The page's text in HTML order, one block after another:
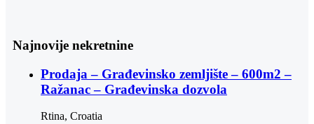
Najnovije nekretnine
Prodaja – Građevinsko zemljište – 600m2 –
Ražanac – Građevinska dozvola
Rtina, Croatia